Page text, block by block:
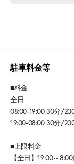
駐車料金等
■料金
全日
08:00-19:00 30分/
19:00-08:00 30分/
■上限料金
【全日】19:00～